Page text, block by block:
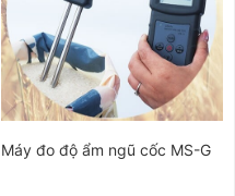
Máy đo độ ẩm ngũ cốc MS-G